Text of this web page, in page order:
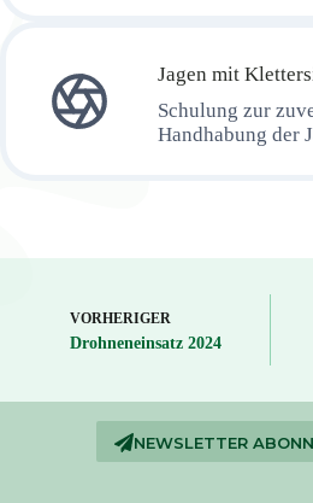
Jagen mit
Schulung zur
Handhabung der
VORHERIGER
Drohneneinsatz 2024
NEWSLETTER